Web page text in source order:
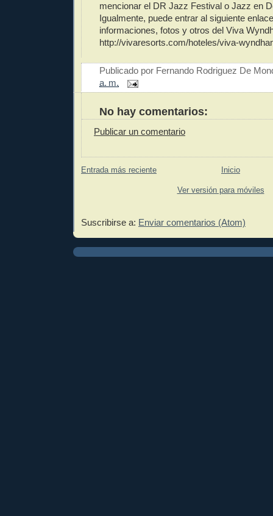
mencionar el DR Jazz Festival o Jazz en
Igualmente, puede entrar al siguiente
informaciones, fotos y otros del Viva
http://vivaresorts.com/hoteles/viva-
Publicado por Fernando Rodriguez De
a. m.
No hay comentarios:
Publicar un comentario
Entrada más reciente Inicio
Ver versión para móviles
Suscribirse a: Enviar comentarios (Atom)